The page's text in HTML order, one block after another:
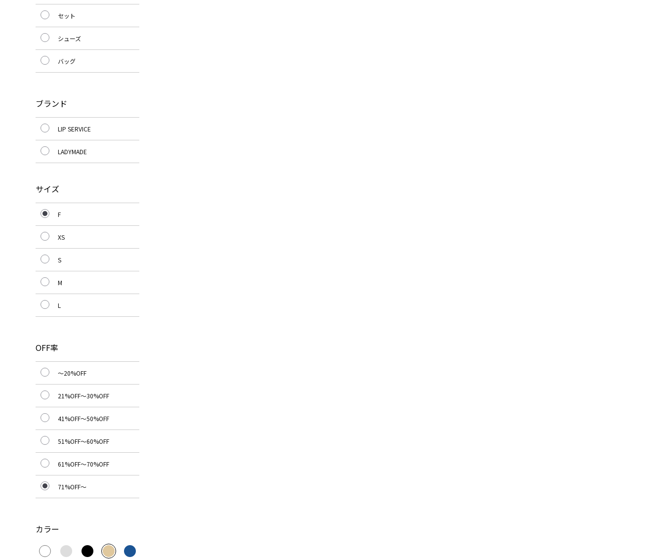
セット
シューズ
バッグ
ブランド
LIP SERVICE
LADYMADE
サイズ
F
XS
S
M
L
OFF率
～20%OFF
21%OFF～30%OFF
41%OFF～50%OFF
51%OFF～60%OFF
61%OFF～70%OFF
71%OFF～
カラー